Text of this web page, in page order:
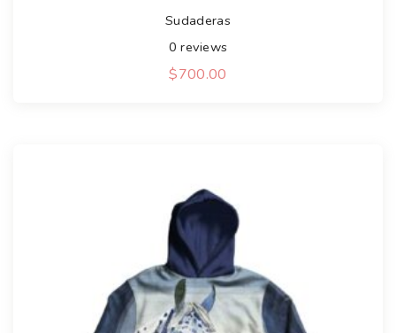
Sudaderas
0 reviews
$700.00